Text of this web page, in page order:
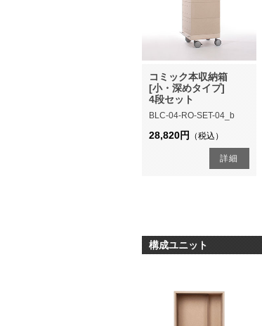
コミック本収納箱
[小・深めタイプ]
4段セット
BLC-04-RO-SET-04_b
28,820円 （税込）
詳細
構成ユニット